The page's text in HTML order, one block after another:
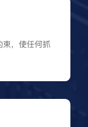
束，使任何抓